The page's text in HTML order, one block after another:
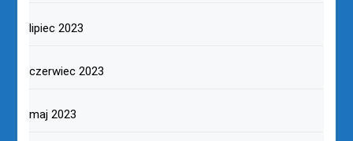
lipiec 2023
czerwiec 2023
maj 2023